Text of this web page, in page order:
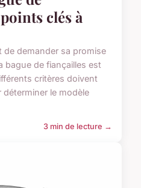
clés à
de demander sa promise
bague de fiançailles est
critères doivent
le modèle
3 min de lecture →